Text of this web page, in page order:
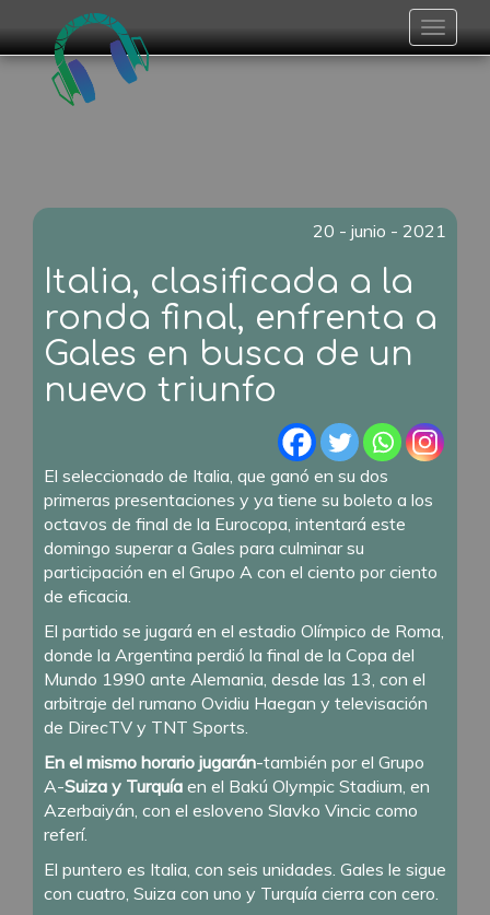
Toggle
20 - junio - 2021
Italia, clasificada a la
ronda final, enfrenta a
Gales en busca de un
nuevo triunfo
El seleccionado de Italia, que ganó en su dos
primeras presentaciones y ya tiene su boleto a los
octavos de final de la Eurocopa, intentará este
domingo superar a Gales para culminar su
participación en el Grupo A con el ciento por ciento
de eficacia.
El partido se jugará en el estadio Olímpico de Roma,
donde la Argentina perdió la final de la Copa del
Mundo 1990 ante Alemania, desde las 13, con el
arbitraje del rumano Ovidiu Haegan y televisación
de DirecTV y TNT Sports.
En el mismo horario jugarán-también por el Grupo
A-Suiza y Turquía en el Bakú Olympic Stadium, en
Azerbaiyán, con el esloveno Slavko Vincic como
referí.
El puntero es Italia, con seis unidades. Gales le sigue
con cuatro, Suiza con uno y Turquía cierra con cero.